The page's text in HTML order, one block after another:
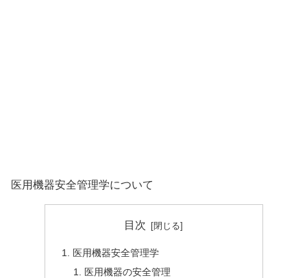
医用機器安全管理学について
目次
医用機器安全管理学
医用機器の安全管理